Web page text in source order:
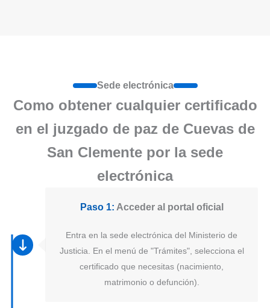
Sede electrónica
Como obtener cualquier certificado
en el juzgado de paz de Cuevas de
San Clemente por la sede
electrónica
Paso 1: Acceder al portal oficial
Entra en la sede electrónica del Ministerio de
Justicia. En el menú de "Trámites", selecciona el
certificado que necesitas (nacimiento,
matrimonio o defunción).